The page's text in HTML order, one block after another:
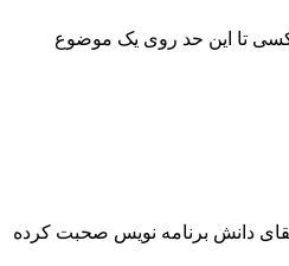
کسی تا این حد روی یک موضوع
دانش برنامه نویس صحبت کرده